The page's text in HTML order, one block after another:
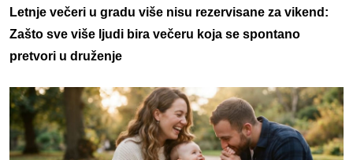
Letnje večeri u gradu više nisu rezervisane za vikend:
Zašto sve više ljudi bira večeru koja se spontano
pretvori u druženje